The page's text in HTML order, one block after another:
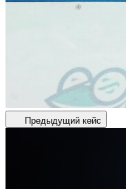
Предыдущий кейс